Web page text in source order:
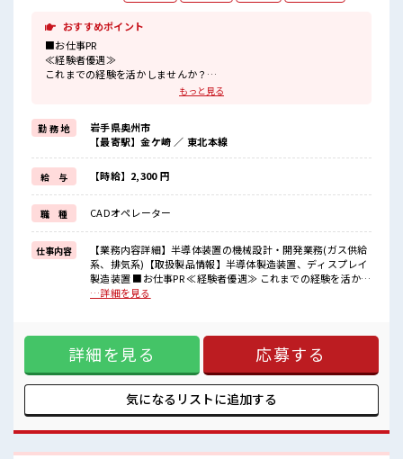
おすすめポイント
■お仕事PR
≪経験者優遇≫
これまでの経験を活かしませんか？
≪無理なくお給料に残業代を上乗せ≫
残業は月20時間未満で、
ほどよく稼げます♪
≪週休2日制≫
週末は家族や友人と一緒にプライベート満喫！
≪ヘアカラーOKで自由な雰囲気の職場≫
明るすぎたり奇抜でなければ基本的に自由！
(規定有)≪収入アップを目指せる≫
高時給だらけの派遣のお仕事です！
■職場の雰囲気
派手すぎなければ多少のヘアカラーもOKなのはウレシイPoint☆
活気あふれる20代活躍中の職場です☆
もっと見る
勤 務 地
岩手県奥州市
【最寄駅】金ケ崎 ／ 東北本線
給 与 【時給】2,300 円
職 種 CADオペレーター
仕事内容
【業務内容詳細】半導体装置の機械設計・開発業務(ガス供給
系、排気系)【取扱製品情報】半導体製造装置、ディスプレイ
製造装置 ■お仕事PR ≪経験者優遇≫ これまでの経験を活かし
ませんか？ ブランクがあっても大丈夫♪ 経験はちょっとだ
週末は家族や友人と一緒にプライベート満喫！ ≪ヘアカラー
OKで自由な雰囲気の職場≫ 明るすぎたり奇抜でなければ基本
的に自由！ (規定有)≪収入アップを目指せる≫ 高時給だらけ
の派遣のお仕事です！ ■職場の雰囲気 派手すぎなければ多少
のヘアカラーもOKなのはウレシイPoint☆ 活気あふれる20代
活躍中の職場です☆ 仕事の合間の息抜きは休憩室で♪ 高収入
…詳細を見る
詳細を見る 応募する
気になるリストに追加する